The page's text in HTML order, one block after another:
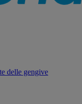
delle gengive